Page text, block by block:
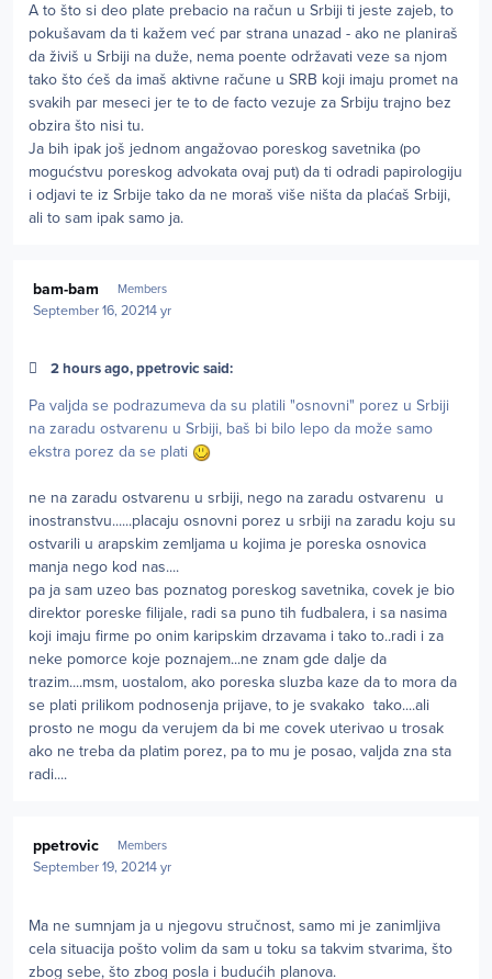
A to što si deo plate prebacio na račun u Srbiji ti jeste zajeb, to
pokušavam da ti kažem već par strana unazad - ako ne planiraš
da živiš u Srbiji na duže, nema poente održavati veze sa njom
tako što ćeš da imaš aktivne račune u SRB koji imaju promet na
svakih par meseci jer te to de facto vezuje za Srbiju trajno bez
obzira što nisi tu.
Ja bih ipak još jednom angažovao poreskog savetnika (po
mogućstvu poreskog advokata ovaj put) da ti odradi papirologiju
i odjavi te iz Srbije tako da ne moraš više ništa da plaćaš Srbiji,
ali to sam ipak samo ja.
bam-bam Members
September 16, 20214 yr
2 hours ago, ppetrovic said:
Pa valjda se podrazumeva da su platili "osnovni" porez u Srbiji
na zaradu ostvarenu u Srbiji, baš bi bilo lepo da može samo
ekstra porez da se plati
ne na zaradu ostvarenu u srbiji, nego na zaradu ostvarenu u
inostranstvu......placaju osnovni porez u srbiji na zaradu koju su
ostvarili u arapskim zemljama u kojima je poreska osnovica
manja nego kod nas....
pa ja sam uzeo bas poznatog poreskog savetnika, covek je bio
direktor poreske filijale, radi sa puno tih fudbalera, i sa nasima
koji imaju firme po onim karipskim drzavama i tako to..radi i za
neke pomorce koje poznajem...ne znam gde dalje da
trazim....msm, uostalom, ako poreska sluzba kaze da to mora da
se plati prilikom podnosenja prijave, to je svakako tako....ali
prosto ne mogu da verujem da bi me covek uterivao u trosak
ako ne treba da platim porez, pa to mu je posao, valjda zna sta
radi....
ppetrovic Members
September 19, 20214 yr
Ma ne sumnjam ja u njegovu stručnost, samo mi je zanimljiva
cela situacija pošto volim da sam u toku sa takvim stvarima, što
zbog sebe, što zbog posla i budućih planova.